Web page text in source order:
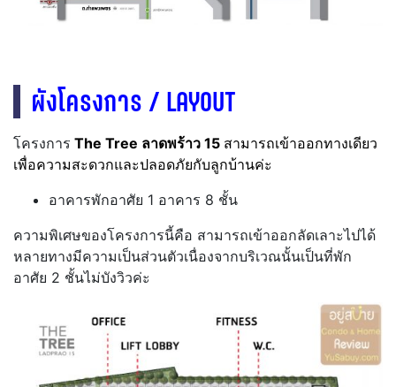
ผังโครงการ / LAYOUT
โครงการ The Tree ลาดพร้าว 15 สามารถเข้าออกทางเดียว
เพื่อความสะดวกและปลอดภัยกับลูกบ้านค่ะ
อาคารพักอาศัย 1 อาคาร 8 ชั้น
ความพิเศษของโครงการนี้คือ สามารถเข้าออกลัดเลาะไปได้
หลายทางมีความเป็นส่วนตัวเนื่องจากบริเวณนั้นเป็นที่พัก
อาศัย 2 ชั้นไม่บังวิวค่ะ